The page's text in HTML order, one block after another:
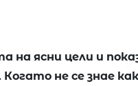
на ясни цели и
Когато не се знае